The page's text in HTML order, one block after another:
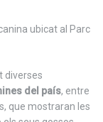
ubicat al Parc
diverses
del país, entre
que mostraran les